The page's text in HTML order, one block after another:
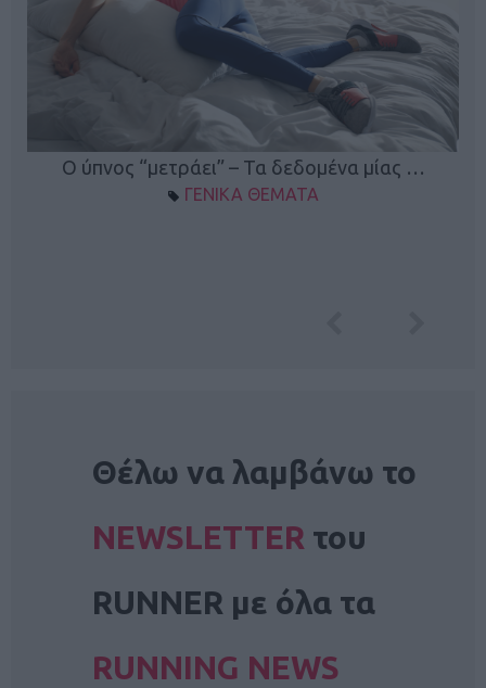
Ο ύπνος “μετράει” – Τα δεδομένα μίας …
ΓΕΝΙΚΑ ΘΕΜΑΤΑ
Θέλω να λαμβάνω το
NEWSLETTER του
RUNNER με όλα τα
RUNNING NEWS